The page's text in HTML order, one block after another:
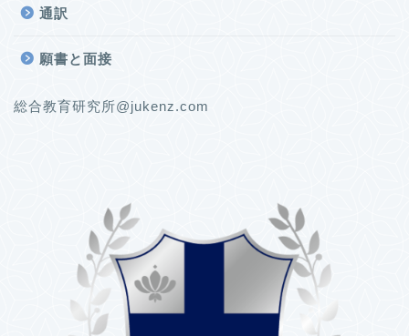
通訳
願書と面接
総合教育研究所@jukenz.com